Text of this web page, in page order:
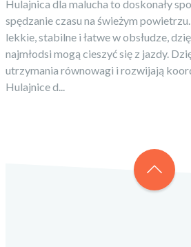
Hulajnica dla malucha to doskonały
spędzanie czasu na świeżym
lekkie, stabilne i łatwe w obsłudze,
najmłodsi mogą cieszyć się z jazdy.
utrzymania równowagi i rozwijają
Hulajnice d...